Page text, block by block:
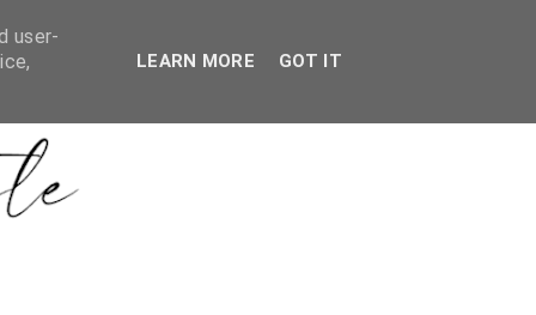
/ CONTACT
user-
LEARN MORE GOT IT